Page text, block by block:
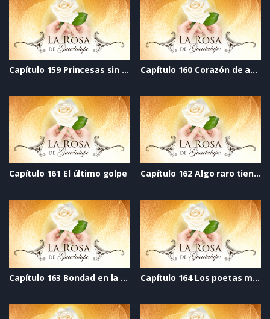
Capítulo 159 Princesas sin dragones Capítulo 160 Corazón de azúcar
Capítulo 161 El último golpe Capítulo 162 Algo raro tiene Elisa
Capítulo 163 Bondad en la mirada Capítulo 164 Los poetas malditos